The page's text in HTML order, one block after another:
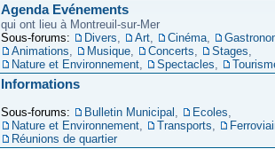
Agenda Evénements
qui ont lieu à Montreuil-sur-Mer
Sous-forums:
Divers, Art, Cinéma,
Animations, Musique, Concerts, Stages,
Nature et Environnement, Spectacles,
Informations
Sous-forums: Bulletin Municipal , Ecoles,
Nature et Environnement, Transports,
Réunions de quartier